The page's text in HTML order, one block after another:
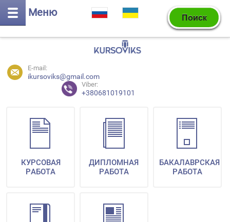
Меню
E-mail:
ikursoviks@gmail.com
Viber:
+380681019101
КУРСОВАЯ
РАБОТА
ДИПЛОМНАЯ
РАБОТА
БАКАЛАВРСКАЯ
РАБОТА